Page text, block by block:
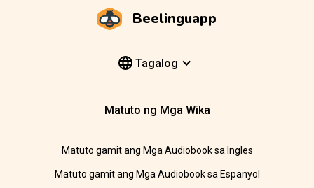
Beelinguapp
Tagalog
Matuto ng Mga Wika
Matuto gamit ang Mga Audiobook sa Ingles
Matuto gamit ang Mga Audiobook sa Espanyol